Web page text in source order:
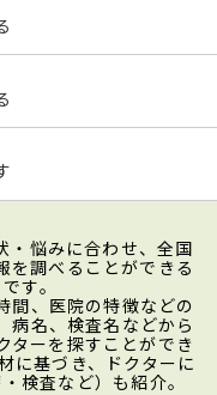
・悩みに合わせ、全国
を調べることができる
す。
間、医院の特徴などの
病名、検査名などから
ターを探すことができ
に基づき、ドクターに
検査など）も紹介。